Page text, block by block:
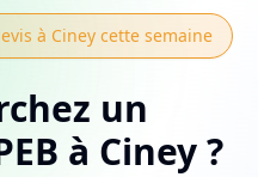
à Ciney cette semaine
un
à Ciney?